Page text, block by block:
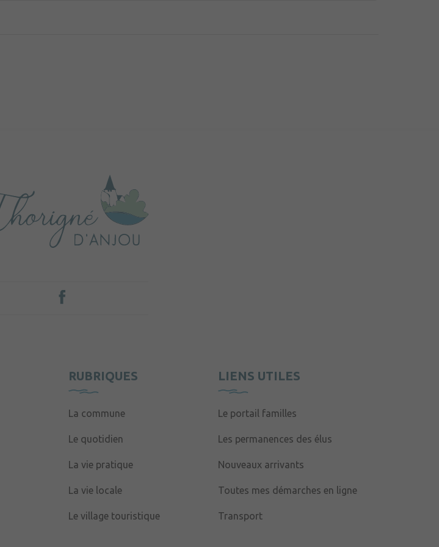
RUBRIQUES
La commune
Le quotidien
La vie pratique
La vie locale
Le village touristique
LIENS UTILES
Le portail familles
Les permanences des élus
Nouveaux arrivants
Toutes mes démarches en ligne
Transport